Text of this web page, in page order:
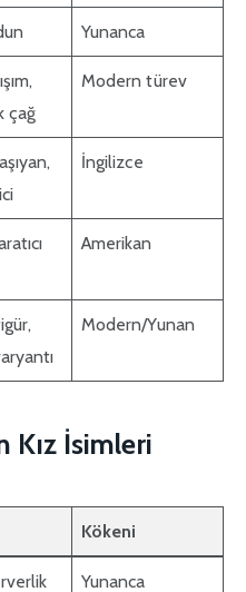
Yunanca
çağ
Modern türev
İngilizce
Amerikan
Modern/Yunan
Kız İsimleri
Kökeni
Yunanca